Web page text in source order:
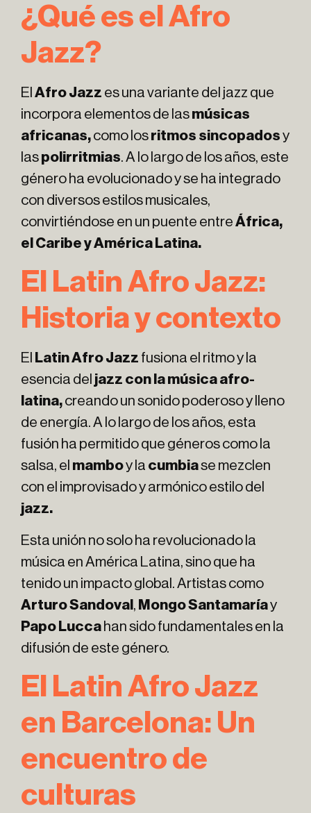
¿Qué es el Afro
Jazz?
El Afro Jazz es una variante del jazz que
incorpora elementos de lasmúsicas
africanas,como losritmos sincopadosy
laspolirritmias. A lo largo de los años, este
género ha evolucionado y se ha integrado
con diversos estilos musicales,
convirtiéndose en un puente entreÁfrica,
el Caribe y América Latina.
El Latin Afro Jazz:
Historia y contexto
El Latin Afro Jazz fusiona el ritmo y la
esencia del jazz con la música afro-
latina,creando un sonido poderoso y lleno
de energía. A lo largo de los años, esta
fusión ha permitido que géneros como la
salsa, el mamboy la cumbiase mezclen
con el improvisado y armónico estilo del
jazz.
Esta unión no solo ha revolucionado la
música en América Latina, sino que ha
tenido un impacto global. Artistas como
Arturo Sandoval , Mongo Santamaríay
Papo Lucca han sido fundamentales en la
difusión de este género.
El Latin Afro Jazz
en Barcelona: Un
encuentro de
culturas